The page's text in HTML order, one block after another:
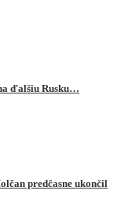
ďalšiu Rusku…
predčasne ukončil